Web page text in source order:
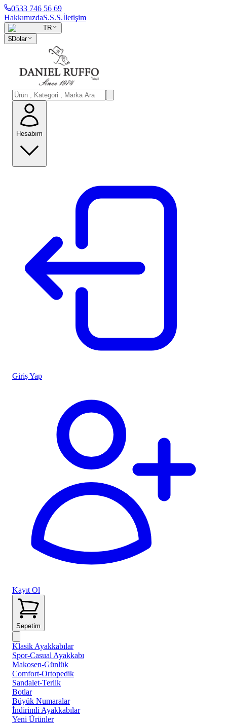
0533 746 56 69
HakkımızdaS.S.S.İletişim
TR
$Dolar
Hesabım
Giriş Yap
Kayıt Ol
Sepetim
Klasik Ayakkabılar
Spor-Casual Ayakkabı
Makosen-Günlük
Comfort-Ortopedik
Sandalet-Terlik
Botlar
Büyük Numaralar
İndirimli Ayakkabılar
Yeni Ürünler